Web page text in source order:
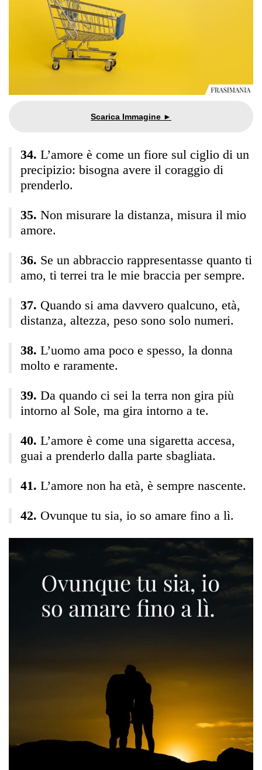
L’amore è come un fiore sul ciglio di un
precipizio: bisogna avere il coraggio di
prenderlo.
Non misurare la distanza, misura il mio
amore.
Se un abbraccio rappresentasse quanto ti
amo, ti terrei tra le mie braccia per sempre.
Quando si ama davvero qualcuno, età,
distanza, altezza, peso sono solo numeri.
L’uomo ama poco e spesso, la donna
molto e raramente.
Da quando ci sei la terra non gira più
intorno al Sole, ma gira intorno a te.
L’amore è come una sigaretta accesa,
guai a prenderlo dalla parte sbagliata.
L’amore non ha età, è sempre nascente.
Ovunque tu sia, io so amare fino a lì.